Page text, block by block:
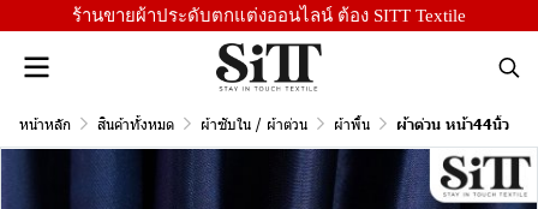
ร้านขายผ้าประดับตกแต่งออนไลน์ ต้อง SITT Textile
หน้าหลัก สินค้าทั้งหมด ผ้าซับใน / ผ้าต่วน ผ้าพื้น ผ้าต่วน หน้า44นิ้ว